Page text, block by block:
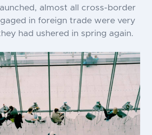
almost all cross-border
in foreign trade were very
had ushered in spring again.